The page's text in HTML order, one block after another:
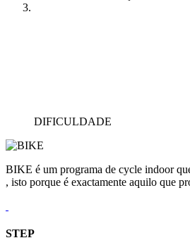
DIFICULDADE
BIKE é um programa de cycle indoor
, isto porque é exactamente aquilo que
STEP